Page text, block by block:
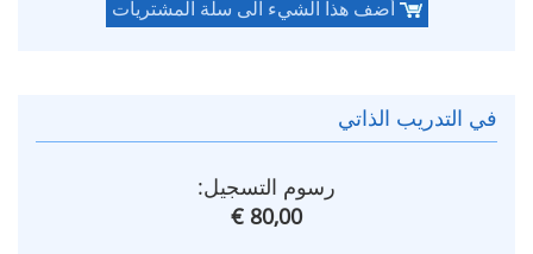
أضف هذا الشيء الى سلة المشتريات
في التدريب الذاتي
رسوم التسجيل:
80,00 €